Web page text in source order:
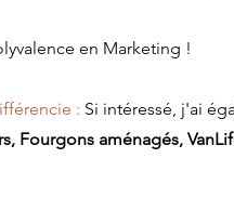
en Marketing !
: Si intéressé, j'ai
Fourgons aménagés,